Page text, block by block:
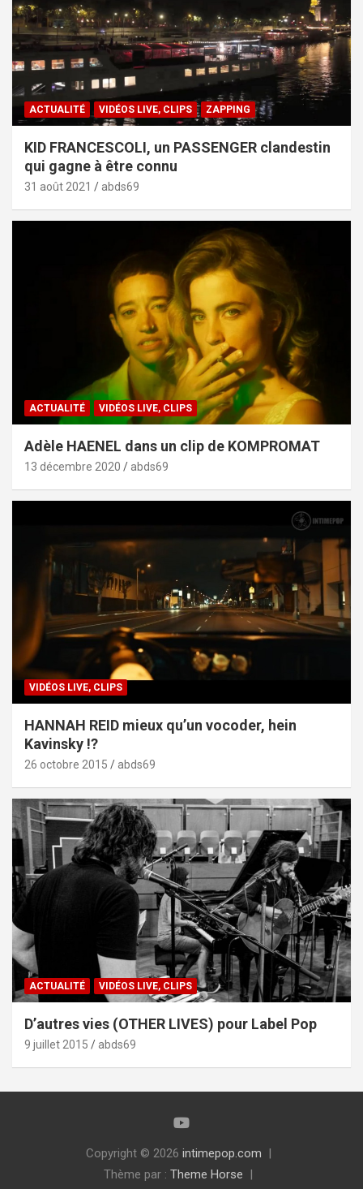
ACTUALITÉ VIDÉOS LIVE, CLIPS ZAPPING
KID FRANCESCOLI, un PASSENGER clandestin
qui gagne à être connu
31 août 2021 abds69
ACTUALITÉ VIDÉOS LIVE, CLIPS
Adèle HAENEL dans un clip de KOMPROMAT
13 décembre 2020 abds69
VIDÉOS LIVE, CLIPS
HANNAH REID mieux qu’un vocoder, hein
Kavinsky !?
26 octobre 2015 abds69
ACTUALITÉ VIDÉOS LIVE, CLIPS
D’autres vies (OTHER LIVES) pour Label Pop
9 juillet 2015 abds69
Copyright © 2026 intimepop.com
Thème par : Theme Horse